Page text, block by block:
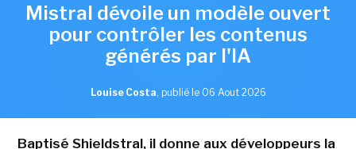
Mistral dévoile un modèle ouvert
pour contrôler les contenus
générés par l'IA
Louise Costa, publié le 06 Aout 2026
Baptisé Shieldstral, il donne aux développeurs la